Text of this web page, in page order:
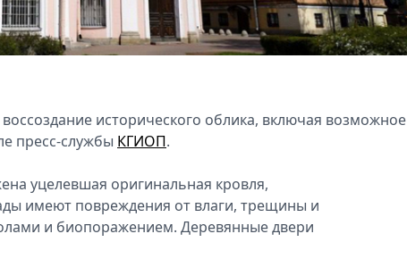
исторического облика, включая возможное
пресс-службы КГИОП.
уцелевшая оригинальная кровля,
имеют повреждения от влаги, трещины и
и биопоражением. Деревянные двери